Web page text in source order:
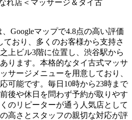
Googleマップで4.8点の高い評価
ており、多くのお客様から支持さ
上ビル3階に位置し、渋谷駅から
ります。本格的なタイ古式マッサ
サージメニューを用意しており、
可能です。毎日10時から23時まで
後や休日を問わず予約が取りやす
のリピーターが通う人気店として
高さとスタッフの親切な対応が評